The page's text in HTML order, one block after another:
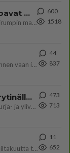
Jos SDP ei voita reilusti, persut kumoavat demokratian Suomesta
Näin tekisi ainakin Rydman seuratessaan idolinsa Trumpin mallia https://www.is.fi/politiikka/art-2000012187244.html
600
1518
Olen säälittävä, mitä tulee sinun kohtaamiseen. Tunnen vaan itseni todella epävarmaksi sun kanssa. Jos minun olisi pitän
44
837
Perussuomalaisten kannatus nousi rytinällä Ylen tänään julkaisemassa tuoreimmassa gallup-kyselyssä.
https://yle.fi/a/74-20239449 Perussuomalaisilla hurja- ja ylivoimaisesti suurin nousu tässä uudessa Ylen gallupissa. Kyl
473
713
Poliisin mukaan nuori oli lähes täysi-ikäinen. Ennen iltakuutta tulleen ilmoituksen mukaan ihminen oli joutunut mahdoll
11
652